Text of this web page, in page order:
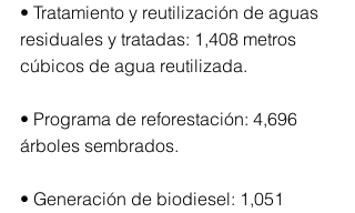
• Tratamiento y reutilización de aguas
residuales y tratadas: 1,408 metros
cúbicos de agua reutilizada.
• Programa de reforestación: 4,696
árboles sembrados.
• Generación de biodiesel: 1,051